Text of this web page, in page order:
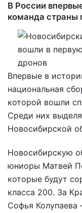
В России
команда страны
Впервые в
национальная
которой вошли
Среди них
Новосибирской
Новосибирскую
юниоры Матвей
которые будут
класса 200. За
Софья Колупаева